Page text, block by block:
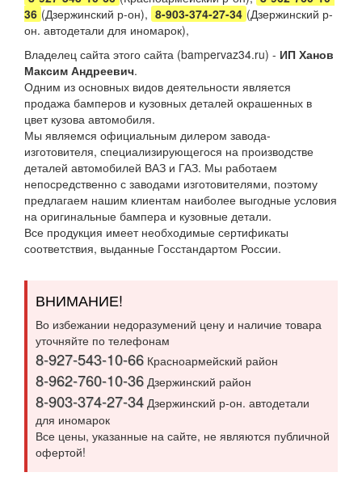
36 (Дзержинский р-он), 8-903-374-27-34 (Дзержинский р-
он. автодетали для иномарок),
Владелец сайта этого сайта (bampervaz34.ru) - ИП Ханов
Максим Андреевич.
Одним из основных видов деятельности является
продажа бамперов и кузовных деталей окрашенных в
цвет кузова автомобиля.
Мы являемся официальным дилером завода-
изготовителя, специализирующегося на производстве
деталей автомобилей ВАЗ и ГАЗ. Мы работаем
непосредственно с заводами изготовителями, поэтому
предлагаем нашим клиентам наиболее выгодные условия
на оригинальные бампера и кузовные детали.
Все продукция имеет необходимые сертификаты
соответствия, выданные Госстандартом России.
ВНИМАНИЕ!
Во избежании недоразумений цену и наличие товара
уточняйте по телефонам
8-927-543-10-66 Красноармейский район
8-962-760-10-36 Дзержинский район
8-903-374-27-34 Дзержинский р-он. автодетали
для иномарок
Все цены, указанные на сайте, не являются публичной
офертой!